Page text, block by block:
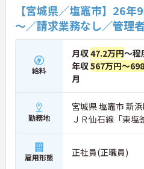
【宮城県／塩竈市】26
～／請求業務なし／管理
給料
月収47.2万円～程
年収567万円～
月
勤務地
宮城県 塩竈市 新
ＪＲ仙石線「東塩
雇用形態 正社員(正職員)